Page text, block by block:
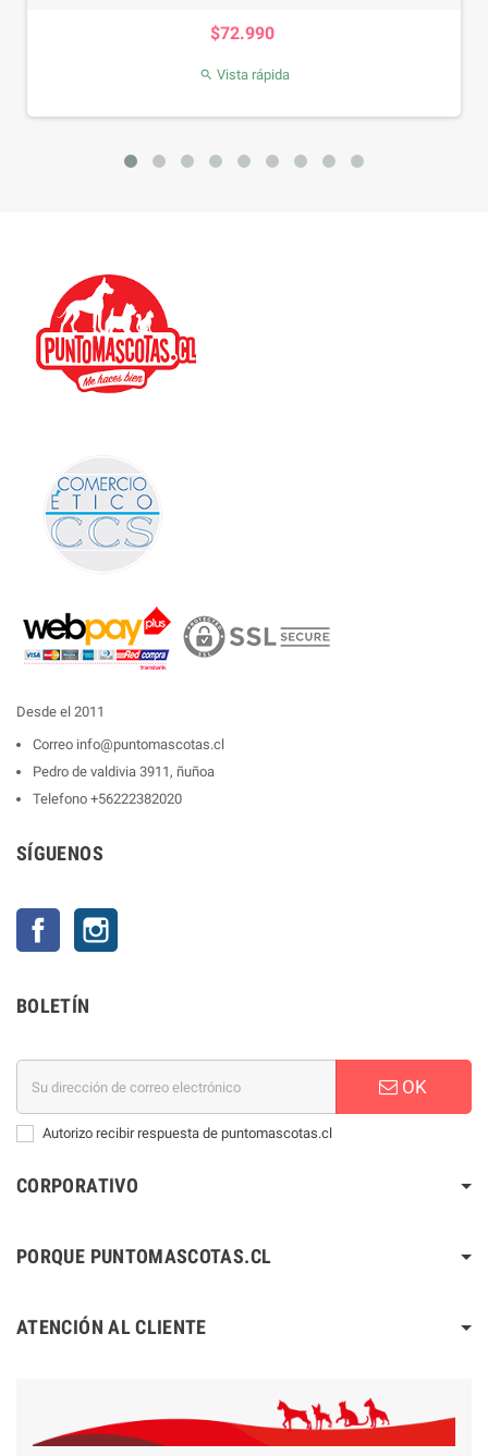
$72.990
 Vista rápida
Desde el 2011
Correo info@puntomascotas.cl
Pedro de valdivia 3911, ñuñoa
Telefono +56222382020
SÍGUENOS
Facebook
BOLETÍN
OK
Autorizo recibir respuesta de puntomascotas.cl
CORPORATIVO
PORQUE PUNTOMASCOTAS.CL
ATENCIÓN AL CLIENTE